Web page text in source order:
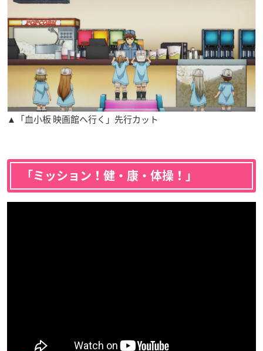
▲「血小板 映画館へ行く」先行カット
「ミッション！健・康・体操！」